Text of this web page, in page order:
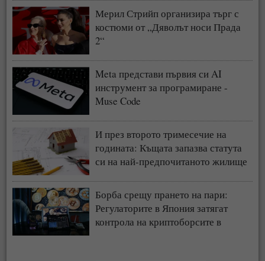
Мерил Стрийп организира търг с
костюми от „Дяволът носи Прада
2“
Meta представи първия си AI
инструмент за програмиране -
Muse Code
И през второто тримесечие на
годината: Къщата запазва статута
си на най-предпочитаното жилище
Борба срещу прането на пари:
Регулаторите в Япония затягат
контрола на криптоборсите в